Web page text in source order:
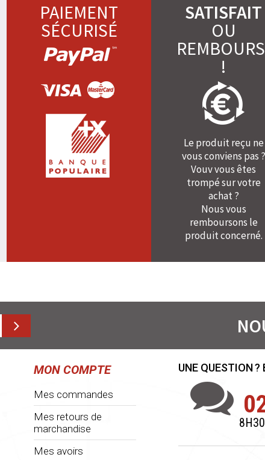
PAIEMENT
SÉCURISÉ
SATISFAIT
OU
!
Le produit reçu ne
vous conviens pas ?
Vouv vous êtes
trompé sur votre
achat ?
Nous vous
remboursons le
produit concerné.
MON COMPTE
Mes commandes
Mes retours de
marchandise
Mes avoirs
UNE QUESTION